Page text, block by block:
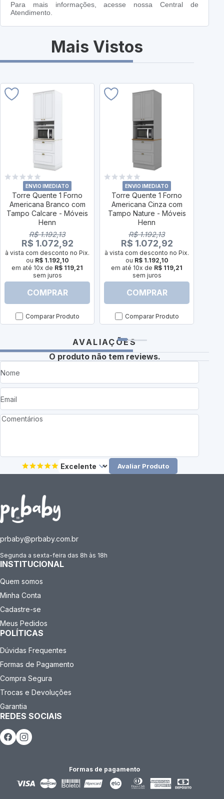
Para mais informações, acesse nossa Central de
Atendimento.
Mais Vistos
ENVIO IMEDIATO
Torre Quente 1 Forno
Americana Branco com
Tampo Calcare - Móveis
Henn
R$ 1.192,13
R$ 1.072,92
à vista com desconto no Pix.
ou R$ 1.192,10
em até 10x de R$ 119,21
sem juros
COMPRAR
Comparar Produto
ENVIO IMEDIATO
Torre Quente 1 Forno
Americana Cinza com
Tampo Nature - Móveis
Henn
R$ 1.192,13
R$ 1.072,92
à vista com desconto no Pix.
ou R$ 1.192,10
em até 10x de R$ 119,21
sem juros
COMPRAR
Comparar Produto
AVALIAÇÕES
O produto não tem reviews.
Avaliar Produto
prbaby@prbaby.com.br
Segunda a sexta-feira das 8h às 18h
INSTITUCIONAL
Quem somos
Minha Conta
Cadastre-se
Meus Pedidos
POLÍTICAS
Dúvidas Frequentes
Formas de Pagamento
Compra Segura
Trocas e Devoluções
Garantia
REDES SOCIAIS
Formas de pagamento